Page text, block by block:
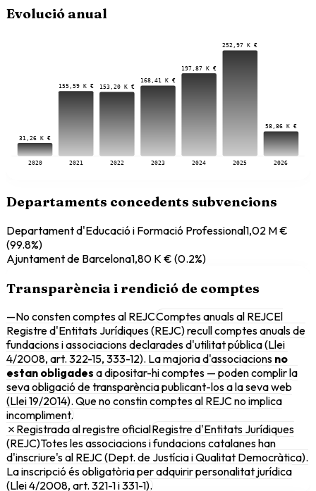
Evolució anual
31,26 K €
2020
155,59 K €
2021
153,20 K €
2022
168,41 K €
2023
197,87 K €
2024
252,97 K €
2025
58,86 K €
2026
Departaments concedents subvencions
Departament d'Educació i Formació Professional1,02 M €
(99.8%)
Ajuntament de Barcelona1,80 K € (0.2%)
Transparència i rendició de comptes
—No consten comptes al REJCComptes anuals al REJCEl
Registre d'Entitats Jurídiques (REJC) recull comptes anuals de
fundacions i associacions declarades d'utilitat pública (Llei
4/2008, art. 322-15, 333-12). La majoria d'associacions no
estan obligades a dipositar-hi comptes — poden complir la
seva obligació de transparència publicant-los a la seva web
(Llei 19/2014). Que no constin comptes al REJC no implica
incompliment.
✗ Registrada al registre oficialRegistre d'Entitats Jurídiques
(REJC)Totes les associacions i fundacions catalanes han
d'inscriure's al REJC (Dept. de Justícia i Qualitat Democràtica).
La inscripció és obligatòria per adquirir personalitat jurídica
(Llei 4/2008, art. 321-1 i 331-1).